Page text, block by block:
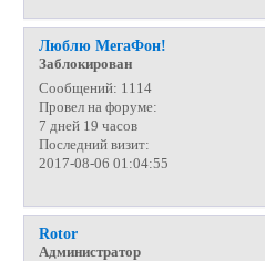
Люблю МегаФон!
Заблокирован
Сообщений: 1114
Провел на форуме:
7 дней 19 часов
Последний визит:
2017-08-06 01:04:55
Rotor
Администратор